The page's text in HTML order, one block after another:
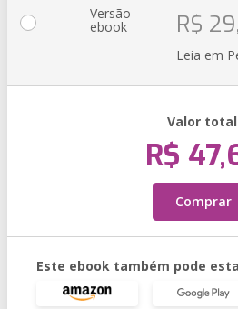
Versão
ebook R$
Leia em
Valor
R$
Comprar
Este ebook também pode